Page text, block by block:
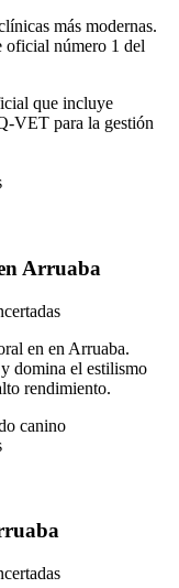
más modernas.
oficial número 1 del
que incluye
VET para la gestión
Arruaba
en en Arruaba.
domina el estilismo
rendimiento.
canino